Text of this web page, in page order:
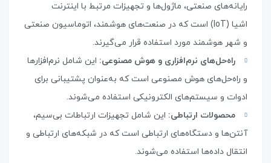
رایانه‌های صنعتی، ماژول‌ها و تجهیزات مرتبط با اینترنت
اشیا (IoT) است که در صنعت‌های هوشمند، اتوماسیون صنعتی
و شهر هوشمند مورد استفاده قرار می‌گیرند.
راه‌حل‌های نرم‌افزاری و هوش مصنوعی: این شامل نرم‌افزارها
و راه‌حل‌های هوش مصنوعی است که به‌عنوان پشتیبانی برای
ادوات و سیستم‌های الکترونیکی استفاده می‌شوند.
محصولات ارتباطی: این شامل تجهیزات ارتباطات بی‌سیم،
آنتن‌ها و دستگاه‌های ارتباطی است که در شبکه‌های ارتباطی و
انتقال داده‌ها استفاده می‌شوند.